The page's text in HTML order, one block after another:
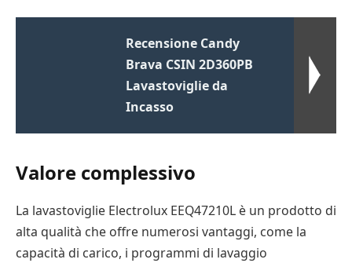
Recensione Candy
Brava CSIN 2D360PB
Lavastoviglie da
Incasso
Valore complessivo
La lavastoviglie Electrolux EEQ47210L è un prodotto di
alta qualità che offre numerosi vantaggi, come la
capacità di carico, i programmi di lavaggio